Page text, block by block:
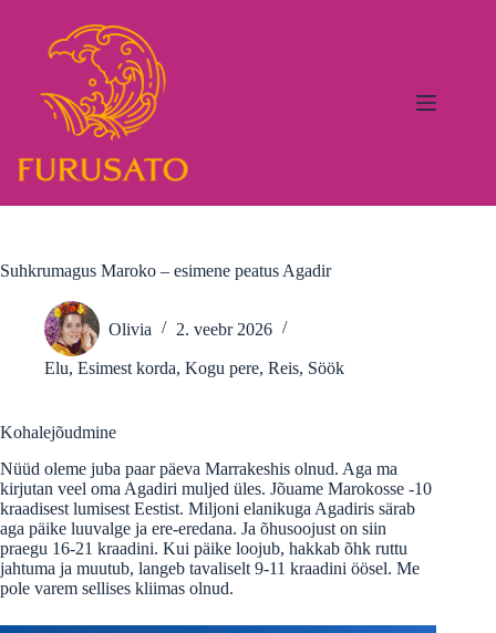
content
Suhkrumagus Maroko – esimene peatus Agadir
Olivia 2. veebr 2026
Elu, Esimest korda, Kogu pere, Reis, Söök
Kohalejõudmine
Nüüd oleme juba paar päeva Marrakeshis olnud. Aga ma
kirjutan veel oma Agadiri muljed üles. Jõuame Marokosse -10
kraadisest lumisest Eestist. Miljoni elanikuga Agadiris särab
aga päike luuvalge ja ere-eredana. Ja õhusoojust on siin
praegu 16-21 kraadini. Kui päike loojub, hakkab õhk ruttu
jahtuma ja muutub, langeb tavaliselt 9-11 kraadini öösel. Me
pole varem sellises kliimas olnud.